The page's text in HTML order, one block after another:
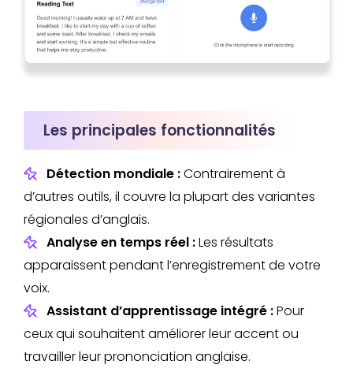
Les principales fonctionnalités
Détection mondiale :Contrairement à
d’autres outils, il couvre la plupart des variantes
régionales d’anglais.
Analyse en temps réel :Les résultats
apparaissent pendant l’enregistrement de votre
voix.
Assistant d’apprentissage intégré :Pour
ceux qui souhaitent améliorer leur accent ou
travailler leur prononciation anglaise.